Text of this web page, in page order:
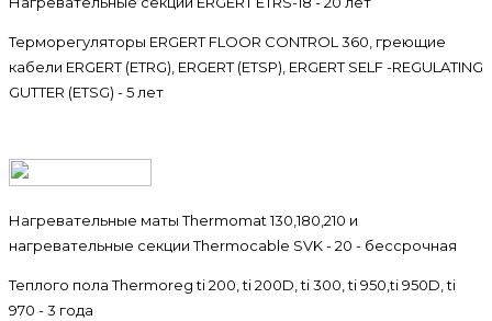
Терморегуляторы ERGERT FLOOR CONTROL 360, греющие
кабели ERGERT (ETRG), ERGERT (ETSP), ERGERT SELF -REGULATING
GUTTER (ETSG) - 5 лет
Нагревательные маты Thermomat 130,180,210 и
нагревательные секции Thermocable SVK - 20 - бессрочная
Теплого пола Thermoreg ti 200, ti 200D, ti 300, ti 950,ti 950D, ti
970 - 3 года